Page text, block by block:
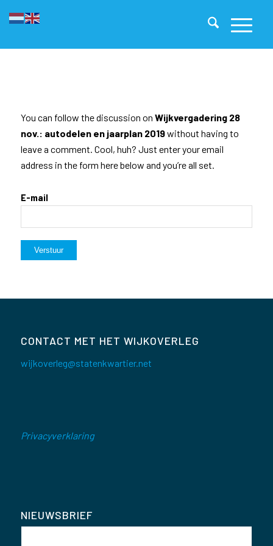
You can follow the discussion on Wijkvergadering 28
nov.: autodelen en jaarplan 2019without having to
leave a comment. Cool, huh? Just enter your email
address in the form here below and you’re all set.
E-mail
CONTACT MET HET WIJKOVERLEG
wijkoverleg@statenkwartier.net
Privacyverklaring
NIEUWSBRIEF